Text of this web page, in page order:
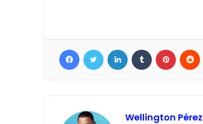
FacebookTwitter LinkedIn Tumblr Pinterest
Wellington Pérez